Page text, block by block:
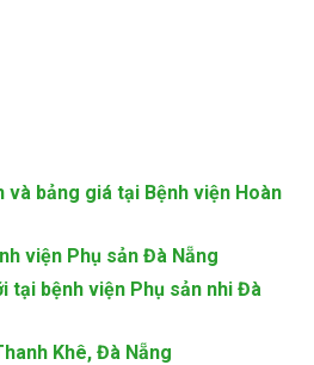
và bảng giá tại Bệnh viện Hoàn
viện Phụ sản Đà Nẵng
tại bệnh viện Phụ sản nhi Đà
Khê, Đà Nẵng